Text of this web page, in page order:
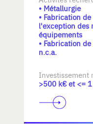
• Métallurgie
• Fabrication
l'exception des
équipements
• Fabrication
n.c.a.
Investissement
>500 k€ et <=